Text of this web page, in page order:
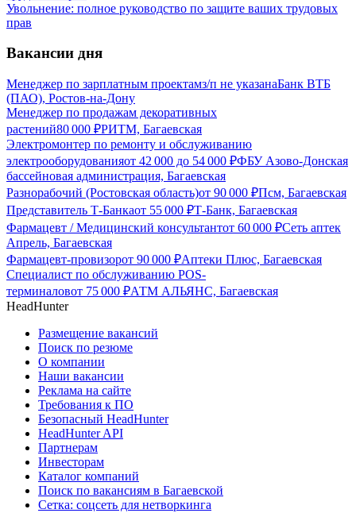
Увольнение: полное руководство по защите ваших трудовых
прав
Вакансии дня
Менеджер по зарплатным проектамз/п не указанаБанк ВТБ
(ПАО), Ростов-на-Дону
Менеджер по продажам декоративных
растений80 000 ₽РИТМ, Багаевская
Электромонтер по ремонту и обслуживанию
электрооборудованияот 42 000 до 54 000 ₽ФБУ Азово-Донская
бассейновая администрация, Багаевская
Разнорабочий (Ростовская область)от 90 000 ₽Псм, Багаевская
Представитель Т-Банкаот 55 000 ₽Т-Банк, Багаевская
Фармацевт / Медицинский консультантот 60 000 ₽Сеть аптек
Апрель, Багаевская
Фармацевт-провизорот 90 000 ₽Аптеки Плюс, Багаевская
Специалист по обслуживанию POS-
терминаловот 75 000 ₽АТМ АЛЬЯНС, Багаевская
HeadHunter
Размещение вакансий
Поиск по резюме
О компании
Наши вакансии
Реклама на сайте
Требования к ПО
Безопасный HeadHunter
HeadHunter API
Партнерам
Инвесторам
Каталог компаний
Поиск по вакансиям в Багаевской
Сетка: соцсеть для нетворкинга